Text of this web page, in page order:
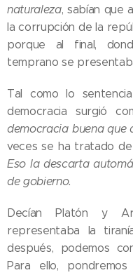
naturaleza, sabían que
la corrupción de la
porque al final,
temprano se
Tal como lo
democracia surgió
democracia buena
veces se ha tratado
Eso la descarta
de gobierno.
Decían Platón y
representaba la
después, podemos
Para ello,